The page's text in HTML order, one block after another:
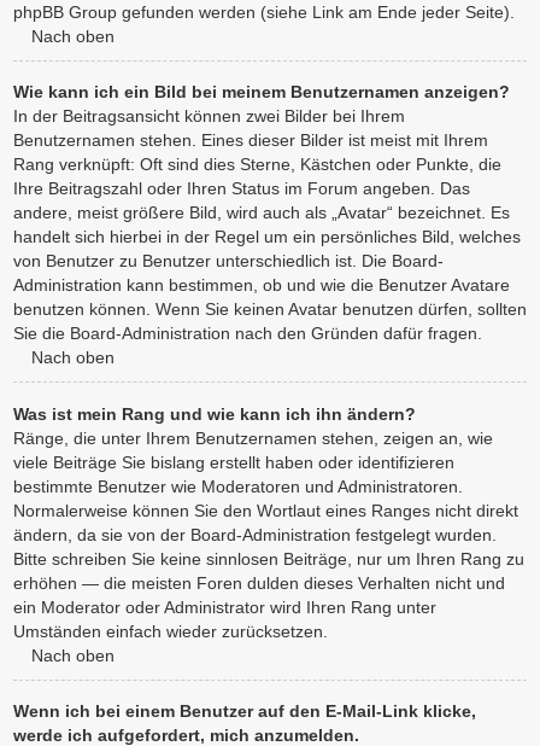
phpBB Group gefunden werden (siehe Link am Ende jeder Seite).
Nach oben
Wie kann ich ein Bild bei meinem Benutzernamen anzeigen?
In der Beitragsansicht können zwei Bilder bei Ihrem
Benutzernamen stehen. Eines dieser Bilder ist meist mit Ihrem
Rang verknüpft: Oft sind dies Sterne, Kästchen oder Punkte, die
Ihre Beitragszahl oder Ihren Status im Forum angeben. Das
andere, meist größere Bild, wird auch als „Avatar“ bezeichnet. Es
handelt sich hierbei in der Regel um ein persönliches Bild, welches
von Benutzer zu Benutzer unterschiedlich ist. Die Board-
Administration kann bestimmen, ob und wie die Benutzer Avatare
benutzen können. Wenn Sie keinen Avatar benutzen dürfen, sollten
Sie die Board-Administration nach den Gründen dafür fragen.
Nach oben
Was ist mein Rang und wie kann ich ihn ändern?
Ränge, die unter Ihrem Benutzernamen stehen, zeigen an, wie
viele Beiträge Sie bislang erstellt haben oder identifizieren
bestimmte Benutzer wie Moderatoren und Administratoren.
Normalerweise können Sie den Wortlaut eines Ranges nicht direkt
ändern, da sie von der Board-Administration festgelegt wurden.
Bitte schreiben Sie keine sinnlosen Beiträge, nur um Ihren Rang zu
erhöhen — die meisten Foren dulden dieses Verhalten nicht und
ein Moderator oder Administrator wird Ihren Rang unter
Umständen einfach wieder zurücksetzen.
Nach oben
Wenn ich bei einem Benutzer auf den E-Mail-Link klicke,
werde ich aufgefordert, mich anzumelden.